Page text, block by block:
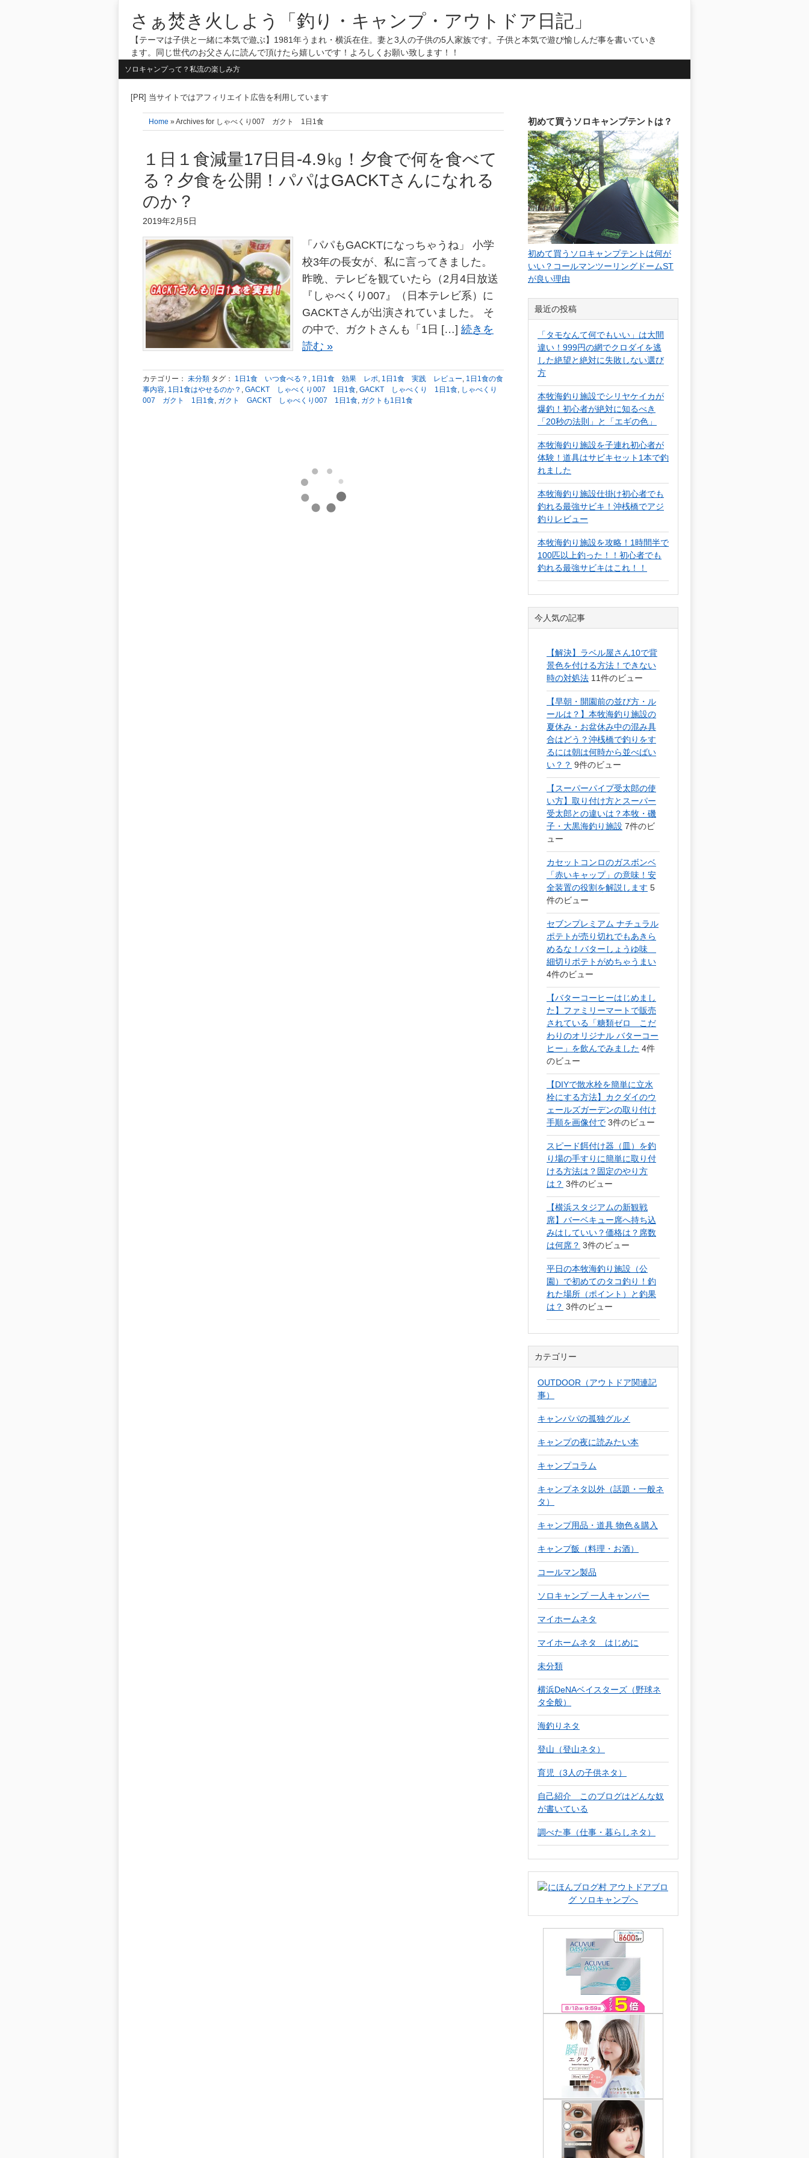
さぁ焚き火しよう「釣り・キャンプ・アウトドア日記」
【テーマは子供と一緒に本気で遊ぶ】1981年うまれ・横浜在住。妻と3人の子供の5人家族です。子供と本気で遊び愉しんだ事を書いていき
ます。同じ世代のお父さんに読んで頂けたら嬉しいです！よろしくお願い致します！！
ソロキャンプって？私流の楽しみ方
[PR] 当サイトではアフィリエイト広告を利用しています
Home » Archives for しゃべくり007 ガクト 1日1食
１日１食減量17日目-4.9㎏！夕食で何を食べて
る？夕食を公開！パパはGACKTさんになれる
のか？
2019年2月5日
「パパもGACKTになっちゃうね」 小学
校3年の長女が、私に言ってきました。
昨晩、テレビを観ていたら（2月4日放送
『しゃべくり007』（日本テレビ系）に
GACKTさんが出演されていました。 そ
の中で、ガクトさんも「1日 […] 続きを
読む »
カテゴリー： 未分類 タグ： 1日1食 いつ食べる？ , 1日1食 効果 レポ, 1日1食 実践 レビュー, 1日1食の食
事内容, 1日1食はやせるのか？ , GACKT しゃべくり007 1日1食, GACKT しゃべくり 1日1食, しゃべくり
007 ガクト 1日1食, ガクト GACKT しゃべくり007 1日1食, ガクトも1日1食
初めて買うソロキャンプテントは？
初めて買うソロキャンプテントは何が
いい？コールマンツーリングドームST
が良い理由
最近の投稿
「タモなんて何でもいい」は大間
違い！999円の網でクロダイを逃
した絶望と絶対に失敗しない選び
方
本牧海釣り施設でシリヤケイカが
爆釣！初心者が絶対に知るべき
「20秒の法則」と「エギの色」
本牧海釣り施設を子連れ初心者が
体験！道具はサビキセット1本で釣
れました
本牧海釣り施設仕掛け初心者でも
釣れる最強サビキ！沖桟橋でアジ
釣りレビュー
本牧海釣り施設を攻略！1時間半で
100匹以上釣った！！初心者でも
釣れる最強サビキはこれ！！
今人気の記事
【解決】ラベル屋さん10で背
景色を付ける方法！できない
時の対処法 11件のビュー
【早朝・開園前の並び方・ル
ールは？】本牧海釣り施設の
夏休み・お盆休み中の混み具
合はどう？沖桟橋で釣りをす
るには朝は何時から並べばい
い？？ 9件のビュー
【スーパーパイプ受太郎の使
い方】取り付け方とスーパー
受太郎との違いは？本牧・磯
子・大黒海釣り施設 7件のビ
ュー
カセットコンロのガスボンベ
「赤いキャップ」の意味！安
全装置の役割を解説します 5
件のビュー
セブンプレミアム ナチュラル
ポテトが売り切れでもあきら
めるな！バターしょうゆ味
細切りポテトがめちゃうまい
4件のビュー
【バターコーヒーはじめまし
た】ファミリーマートで販売
されている「糖類ゼロ こだ
わりのオリジナル バターコー
ヒー」を飲んでみました 4件
のビュー
【DIYで散水栓を簡単に立水
栓にする方法】カクダイのウ
ェールズガーデンの取り付け
手順を画像付で 3件のビュー
スピード餌付け器（皿）を釣
り場の手すりに簡単に取り付
ける方法は？固定のやり方
は？ 3件のビュー
【横浜スタジアムの新観戦
席】バーベキュー席へ持ち込
みはしていい？価格は？席数
は何席？ 3件のビュー
平日の本牧海釣り施設（公
園）で初めてのタコ釣り！釣
れた場所（ポイント）と釣果
は？ 3件のビュー
カテゴリー
OUTDOOR（アウトドア関連記
事）
キャンパパの孤独グルメ
キャンプの夜に読みたい本
キャンプコラム
キャンプネタ以外（話題・一般ネ
タ）
キャンプ用品・道具 物色＆購入
キャンプ飯（料理・お酒）
コールマン製品
ソロキャンプ 一人キャンパー
マイホームネタ
マイホームネタ はじめに
未分類
横浜DeNAベイスターズ（野球ネ
タ全般）
海釣りネタ
登山（登山ネタ）
育児（3人の子供ネタ）
自己紹介 このブログはどんな奴
が書いている
調べた事（仕事・暮らしネタ）